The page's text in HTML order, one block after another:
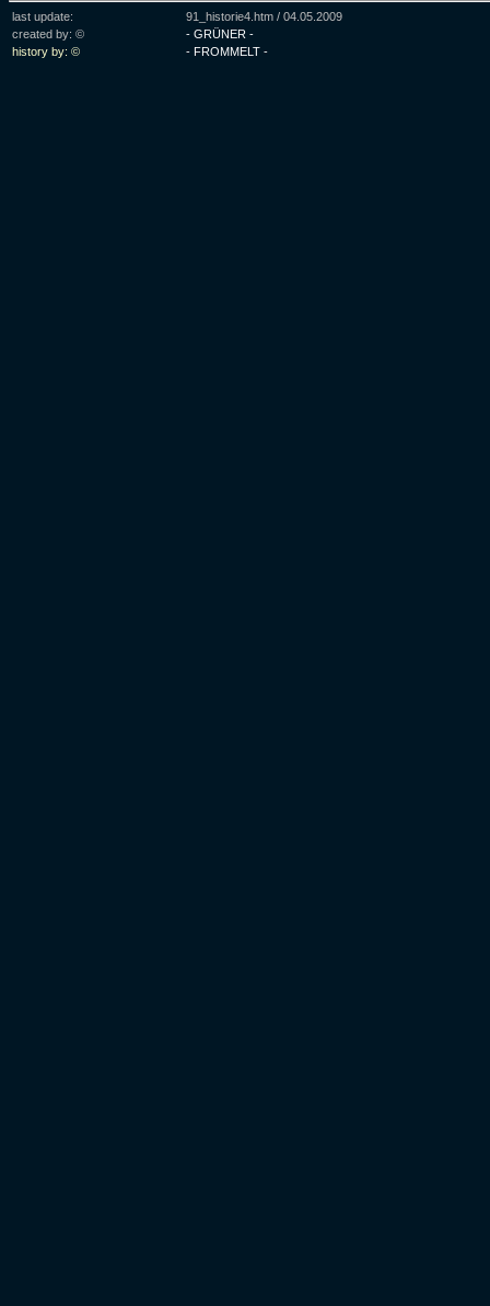
last update: 91_historie4.htm / 04.05.2009
created by: ©
- GRÜNER -
history by: ©
- FROMMELT -